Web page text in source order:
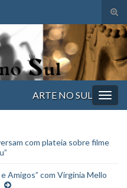
de
ARTE NO SUL
com plateia sobre filme
Amigos” com Virgínia Mello